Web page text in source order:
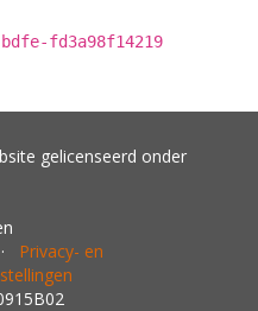
fd3a98f14219
gelicenseerd onder
Privacy- en